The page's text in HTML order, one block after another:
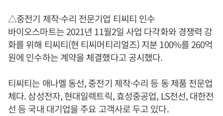
△중전기 제작·수리 전문기업 티씨티 인수
바이오스마트는 2021년 11월2일 사업 다각화와 경쟁력 강
화를 위해 티씨티(현 티씨머티리얼즈) 지분 100%를 260억
원에 인수하는 계약을 체결했다고 공시했다.
티씨티는 애나멜 동선, 중전기 제작·수리 등 동 제품 전문업
체다. 삼성전자, 현대일렉트릭, 효성중공업, LS전선, 대한전
선 등 국내 대기업을 주요 고객사로 두고 있다.